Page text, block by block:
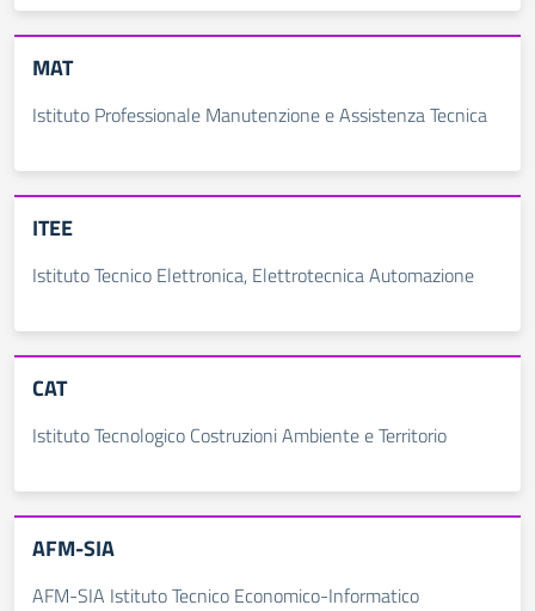
MAT
Istituto Professionale Manutenzione e Assistenza Tecnica
ITEE
Istituto Tecnico Elettronica, Elettrotecnica Automazione
CAT
Istituto Tecnologico Costruzioni Ambiente e Territorio
AFM-SIA
AFM-SIA ​Istituto Tecnico ​Economico-Informatico